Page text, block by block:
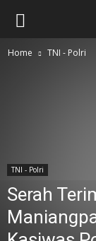
Home TNI - Polri
TNI - Polri
Serah